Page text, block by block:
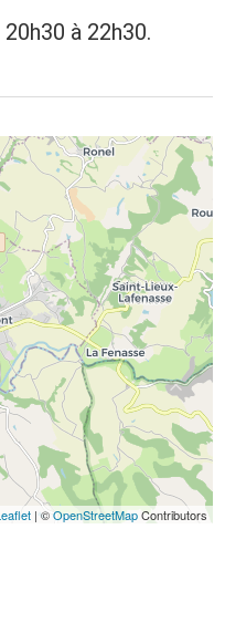
à 22h30.
| ©OpenStreetMapContributors